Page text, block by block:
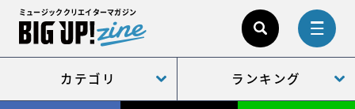
ミュージッククリエイターマガジン
カテゴリ ランキング